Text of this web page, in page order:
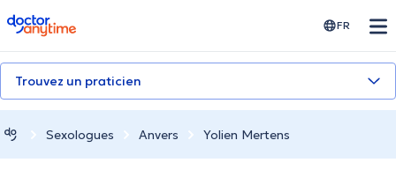
doctoranytime FR
Trouvez un praticien
Sexologues Anvers Yolien Mertens